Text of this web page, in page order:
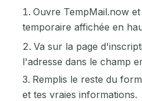
Ouvre TempMail.now
temporaire affichée en
Va sur la page
l'adresse dans le champ
Remplis le reste du
et tes vraies informations.